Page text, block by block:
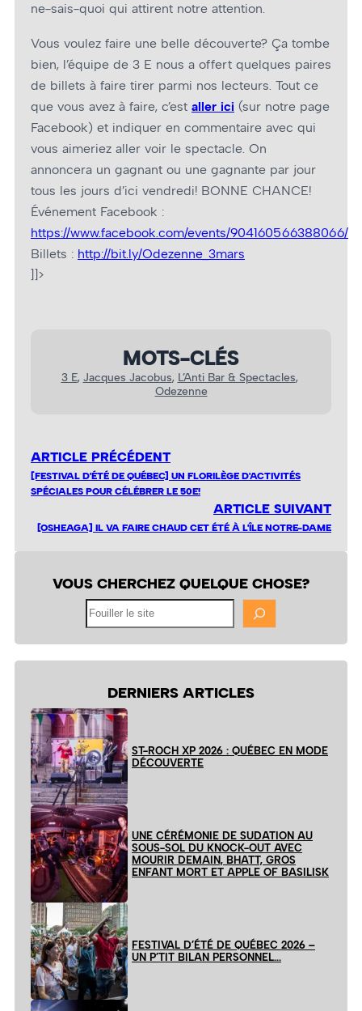
ne-sais-quoi qui attirent notre attention.
Vous voulez faire une belle découverte? Ça tombe
bien, l’équipe de 3 E nous a offert quelques paires
de billets à faire tirer parmi nos lecteurs. Tout ce
que vous avez à faire, c’est aller ici (sur notre page
Facebook) et indiquer en commentaire avec qui
vous aimeriez aller voir le spectacle. On
annoncera un gagnant ou une gagnante par jour
tous les jours d’ici vendredi! BONNE CHANCE!
Événement Facebook :
https://www.facebook.com/events/904160566388066/
Billets : http://bit.ly/Odezenne_3mars
]]>
MOTS-CLÉS
3 E, Jacques Jacobus, L’Anti Bar & Spectacles,
Odezenne
ARTICLE PRÉCÉDENT
[FESTIVAL D'ÉTÉ DE QUÉBEC] UN FLORILÈGE D'ACTIVITÉS
SPÉCIALES POUR CÉLÉBRER LE 50E!
ARTICLE SUIVANT
[OSHEAGA] IL VA FAIRE CHAUD CET ÉTÉ À L'ÎLE NOTRE-DAME
VOUS CHERCHEZ QUELQUE CHOSE?
DERNIERS ARTICLES
ST-ROCH XP 2026 : QUÉBEC EN MODE
DÉCOUVERTE
UNE CÉRÉMONIE DE SUDATION AU
SOUS-SOL DU KNOCK-OUT AVEC
MOURIR DEMAIN, BHATT, GROS
ENFANT MORT ET APPLE OF BASILISK
FESTIVAL D’ÉTÉ DE QUÉBEC 2026 –
UN P’TIT BILAN PERSONNEL…